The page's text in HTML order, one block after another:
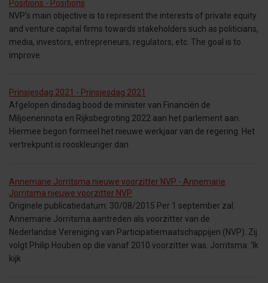
Positions - Positions
NVP's main objective is to represent the interests of private equity
and venture capital firms towards stakeholders such as politicians,
media, investors, entrepreneurs, regulators, etc. The goal is to
improve
Prinsjesdag 2021 - Prinsjesdag 2021
Afgelopen dinsdag bood de minister van Financiën de
Miljoenennota en Rijksbegroting 2022 aan het parlement aan.
Hiermee begon formeel het nieuwe werkjaar van de regering. Het
vertrekpunt is rooskleuriger dan
Annemarie Jorritsma nieuwe voorzitter NVP - Annemarie
Jorritsma nieuwe voorzitter NVP
Originele publicatiedatum: 30/08/2015 Per 1 september zal
Annemarie Jorritsma aantreden als voorzitter van de
Nederlandse Vereniging van Participatiemaatschappijen (NVP). Zij
volgt Philip Houben op die vanaf 2010 voorzitter was. Jorritsma: ‘Ik
kijk